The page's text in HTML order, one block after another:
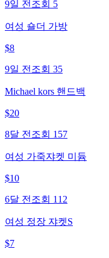
9일 전 조회 5
여성 숄더 가방
$8
9일 전 조회 35
Michael kors 핸드백
$20
8달 전 조회 157
여성 가죽쟈켓 미듐
$10
6달 전 조회 112
여성 정장 쟈켓S
$7